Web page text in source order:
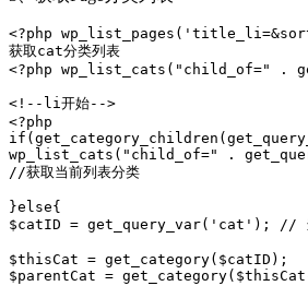
<?php
获取cat分类列表
<?php wp_list_cats("child_of=" .
<!--li开始-->
<?php
wp_list_cats("child_of=" .
//获取当前列表分类
}else{
$catID = get_query_var('cat'); // 当
$thisCat = get_category($catID);
$parentCat =